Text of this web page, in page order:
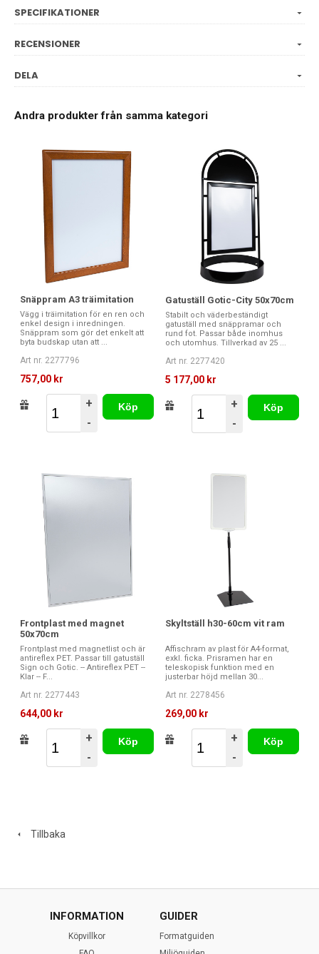
SPECIFIKATIONER
RECENSIONER
DELA
Andra produkter från samma kategori
Snäppram A3 träimitation
Vägg i träimitation för en ren och
enkel design i inredningen.
Snäppram som gör det enkelt att
byta budskap utan att ...
Art nr. 2277796
757,00 kr
+
-
Köp
Gatuställ Gotic-City 50x70cm
Stabilt och väderbeständigt
gatuställ med snäppramar och
rund fot. Passar både inomhus
och utomhus. Tillverkad av 25 ...
Art nr. 2277420
5 177,00 kr
+
-
Köp
Frontplast med magnet
50x70cm
Frontplast med magnetlist och är
antireflex PET. Passar till gatuställ
Sign och Gotic. -- Antireflex PET --
Klar -- F...
Art nr. 2277443
644,00 kr
+
-
Köp
Skyltställ h30-60cm vit ram
Affischram av plast för A4-format,
exkl. ficka. Prisramen har en
teleskopisk funktion med en
justerbar höjd mellan 30...
Art nr. 2278456
269,00 kr
+
-
Köp
Tillbaka
INFORMATION
Köpvillkor
GUIDER
Formatguiden